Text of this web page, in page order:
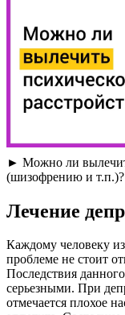
► Можно ли
(шизофрению и
Лечение
Каждому человеку
проблеме не стоит
Последствия
серьезными. При
отмечается плохое